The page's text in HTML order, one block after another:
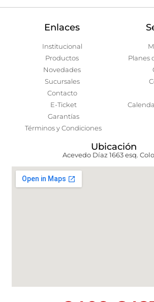
Enlaces
Institucional
Productos
Novedades
Sucursales
Contacto
E-Ticket
Garantías
Términos y Condiciones
Planes
Ubicación
Acevedo Díaz 1663 esq.